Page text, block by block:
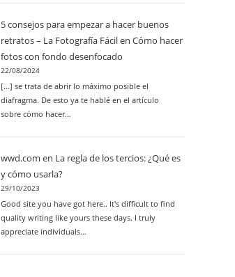
5 consejos para empezar a hacer buenos
retratos – La Fotografía FácilenCómo hacer
fotos con fondo desenfocado
22/08/2024
[…] se trata de abrir lo máximo posible el
diafragma. De esto ya te hablé en el artículo
sobre cómo hacer…
wwd.com en La regla de los tercios: ¿Qué es
y cómo usarla?
29/10/2023
Good site you have got here.. It's difficult to find
quality writing like yours these days. I truly
appreciate individuals…